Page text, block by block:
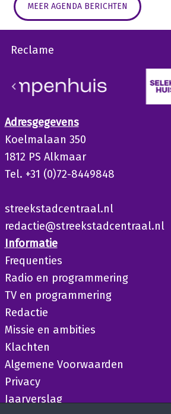
MEER AGENDA BERICHTEN
Reclame
Adresgegevens
Koelmalaan 350
1812 PS Alkmaar
Tel. +31 (0)72-8449848
streekstadcentraal.nl
redactie@streekstadcentraal.nl
Informatie
Frequenties
Radio en programmering
TV en programmering
Redactie
Missie en ambities
Klachten
Algemene Voorwaarden
Privacy
Jaarverslag